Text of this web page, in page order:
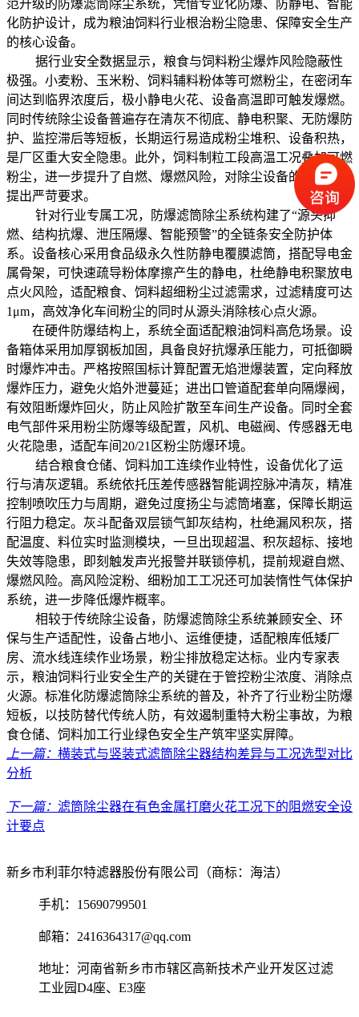
范升级的防爆滤筒除尘系统，凭借专业化防爆、防静电、智能
化防护设计，成为粮油饲料行业根治粉尘隐患、保障安全生产
的核心设备。
据行业安全数据显示，粮食与饲料粉尘爆炸风险隐蔽性
极强。小麦粉、玉米粉、饲料辅料粉体等可燃粉尘，在密闭车
间达到临界浓度后，极小静电火花、设备高温即可触发爆燃。
同时传统除尘设备普遍存在清灰不彻底、静电积聚、无防爆防
护、监控滞后等短板，长期运行易造成粉尘堆积、设备积热，
是厂区重大安全隐患。此外，饲料制粒工段高温工况叠加可燃
粉尘，进一步提升了自燃、爆燃风险，对除尘设备的防爆性能
提出严苛要求。
针对行业专属工况，防爆滤筒除尘系统构建了“源头抑
燃、结构抗爆、泄压隔爆、智能预警”的全链条安全防护体
系。设备核心采用食品级永久性防静电覆膜滤筒，搭配导电金
属骨架，可快速疏导粉体摩擦产生的静电，杜绝静电积聚放电
点火风险，适配粮食、饲料超细粉尘过滤需求，过滤精度可达
1μm，高效净化车间粉尘的同时从源头消除核心点火源。
在硬件防爆结构上，系统全面适配粮油饲料高危场景。设
备箱体采用加厚钢板加固，具备良好抗爆承压能力，可抵御瞬
时爆炸冲击。严格按照国标计算配置无焰泄爆装置，定向释放
爆炸压力，避免火焰外泄蔓延；进出口管道配套单向隔爆阀，
有效阻断爆炸回火，防止风险扩散至车间生产设备。同时全套
电气部件采用粉尘防爆等级配置，风机、电磁阀、传感器无电
火花隐患，适配车间20/21区粉尘防爆环境。
结合粮食仓储、饲料加工连续作业特性，设备优化了运
行与清灰逻辑。系统依托压差传感器智能调控脉冲清灰，精准
控制喷吹压力与周期，避免过度扬尘与滤筒堵塞，保障长期运
行阻力稳定。灰斗配备双层锁气卸灰结构，杜绝漏风积灰，搭
配温度、料位实时监测模块，一旦出现超温、积灰超标、接地
失效等隐患，即刻触发声光报警并联锁停机，提前规避自燃、
爆燃风险。高风险淀粉、细粉加工工况还可加装惰性气体保护
系统，进一步降低爆炸概率。
相较于传统除尘设备，防爆滤筒除尘系统兼顾安全、环
保与生产适配性，设备占地小、运维便捷，适配粮库低矮厂
房、流水线连续作业场景，粉尘排放稳定达标。业内专家表
示，粮油饲料行业安全生产的关键在于管控粉尘浓度、消除点
火源。标准化防爆滤筒除尘系统的普及，补齐了行业粉尘防爆
短板，以技防替代传统人防，有效遏制重特大粉尘事故，为粮
食仓储、饲料加工行业绿色安全生产筑牢坚实屏障。
上一篇： 横装式与竖装式滤筒除尘器结构差异与工况选型对比
分析
下一篇： 滤筒除尘器在有色金属打磨火花工况下的阻燃安全设
计要点
新乡市利菲尔特滤器股份有限公司（商标：海洁）
手机：15690799501
邮箱：2416364317@qq.com
地址：河南省新乡市市辖区高新技术产业开发区过滤
工业园D4座、E3座